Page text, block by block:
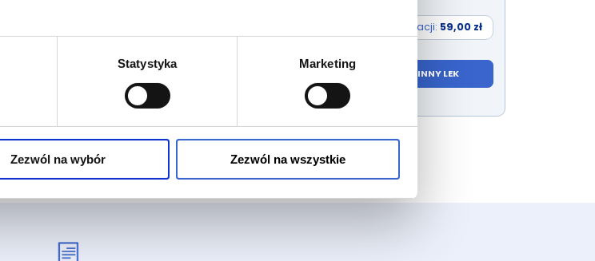
Statystyka Marketing
Zezwól na wybór Zezwól na wszystkie
Cena konsultacji: 59,00 zł
WYBIERZ INNY LEK